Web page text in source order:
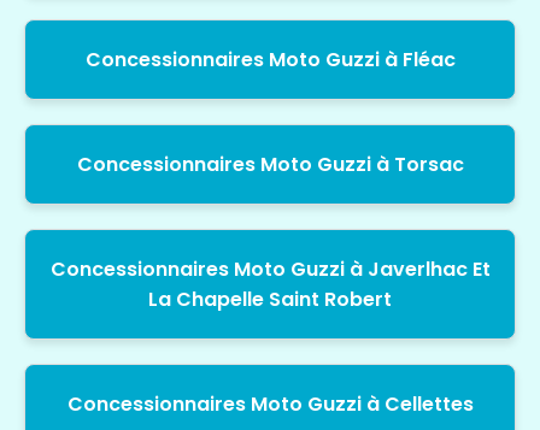
Concessionnaires Moto Guzzi à Fléac
Concessionnaires Moto Guzzi à Torsac
Concessionnaires Moto Guzzi à Javerlhac Et
La Chapelle Saint Robert
Concessionnaires Moto Guzzi à Cellettes